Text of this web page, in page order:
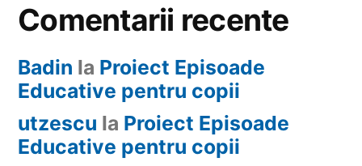
Comentarii recente
Badin la Proiect Episoade
Educative pentru copii
utzescu la Proiect Episoade
Educative pentru copii